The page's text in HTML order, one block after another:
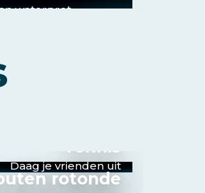
waterpret
Tennis
Daag je vrienden uit
rotonde